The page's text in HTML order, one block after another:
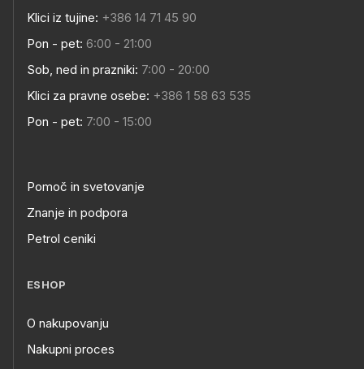
Klici iz tujine: +386 14 71 45 90
Pon - pet: 6:00 - 21:00
Sob, ned in prazniki: 7:00 - 20:00
Klici za pravne osebe: +386 1 58 63 535
Pon - pet: 7:00 - 15:00
Pomoč in svetovanje
Znanje in podpora
Petrol ceniki
ESHOP
O nakupovanju
Nakupni proces